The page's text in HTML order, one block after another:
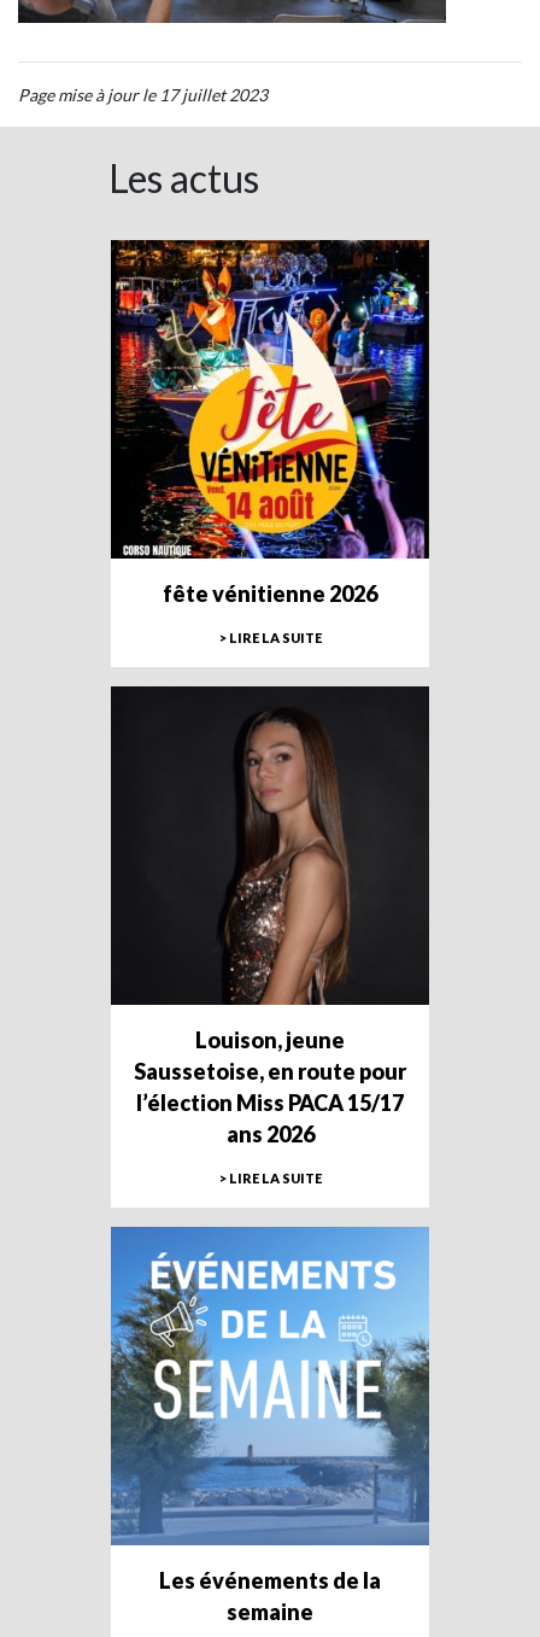
Page mise à jour le 17 juillet 2023
Les actus
fête vénitienne 2026
> LIRE LA SUITE
Louison, jeune
Saussetoise, en route pour
l’élection Miss PACA 15/17
ans 2026
> LIRE LA SUITE
Les événements de la
semaine